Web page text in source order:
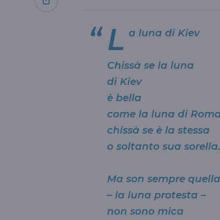
L a luna di Kiev
Chissà se la luna
di Kiev
è bella
come la luna di
chissà se è la stessa
o soltanto sua
Ma son sempre
– la luna protesta –
non sono mica